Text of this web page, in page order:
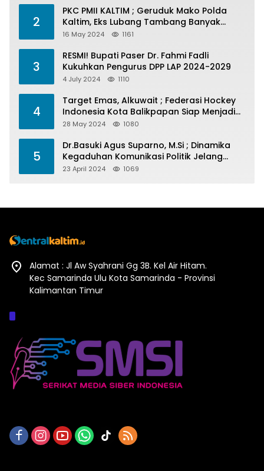
2
PKC PMII KALTIM ; Geruduk Mako Polda
Kaltim, Eks Lubang Tambang Banyak
Menelan Korban
16 May 2024 1161
3
RESMI! Bupati Paser Dr. Fahmi Fadli
Kukuhkan Pengurus DPP LAP 2024-2029
4 July 2024 1110
4
Target Emas, Alkuwait ; Federasi Hockey
Indonesia Kota Balikpapan Siap Menjadi
Barometer Prestasi Di Kaltim
28 May 2024 1080
5
Dr.Basuki Agus Suparno, M.Si ; Dinamika
Kegaduhan Komunikasi Politik Jelang
Pesta Politik 2024
23 April 2024 1069
Alamat : Jl Aw Syahrani Gg 3B. Kel Air Hitam.
Kec Samarinda Ulu Kota Samarinda - Provinsi
Kalimantan Timur